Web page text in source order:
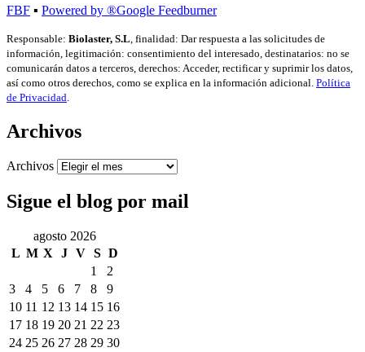
FBF ▪ Powered by ®Google Feedburner
Responsable: Biolaster, S.L, finalidad: Dar respuesta a las solicitudes de
información, legitimación: consentimiento del interesado, destinatarios: no se
comunicarán datos a terceros, derechos: Acceder, rectificar y suprimir los datos,
así como otros derechos, como se explica en la información adicional. Política
de Privacidad.
Archivos
Archivos
Sigue el blog por mail
agosto 2026
L M X J V S D
1
2
3
4 5 6 7 8
9
10 11 12 13 14 15 16
17 18 19 20 21 22 23
24 25 26 27 28 29 30